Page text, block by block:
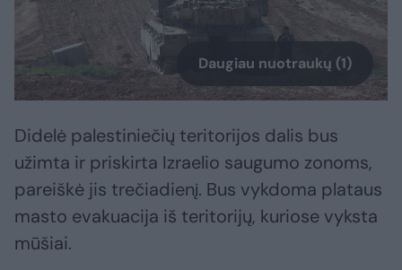
Daugiau nuotraukų (1)
Didelė palestiniečių teritorijos dalis bus
užimta ir priskirta Izraelio saugumo zonoms,
pareiškė jis trečiadienį. Bus vykdoma plataus
masto evakuacija iš teritorijų, kuriose vyksta
mūšiai.